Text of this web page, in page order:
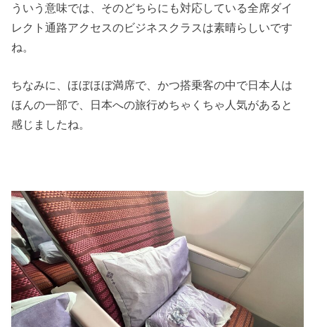
ういう意味では、そのどちらにも対応している全席ダイ
レクト通路アクセスのビジネスクラスは素晴らしいです
ね。
ちなみに、ほぼほぼ満席で、かつ搭乗客の中で日本人は
ほんの一部で、日本への旅行めちゃくちゃ人気があると
感じましたね。